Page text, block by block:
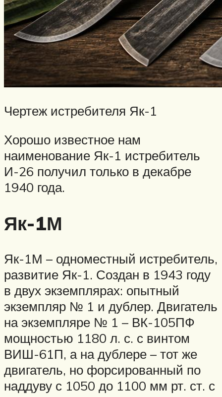
Чертеж истребителя Як-1
Хорошо известное нам
наименование Як-1 истребитель
И-26 получил только в декабре
1940 года.
Як-1М
Як-1М – одноместный истребитель,
развитие Як-1. Создан в 1943 году
в двух экземплярах: опытный
экземпляр № 1 и дублер. Двигатель
на экземпляре № 1 – ВК-105ПФ
мощностью 1180 л. с. с винтом
ВИШ-61П, а на дублере – тот же
двигатель, но форсированный по
наддуву с 1050 до 1100 мм рт. ст. с